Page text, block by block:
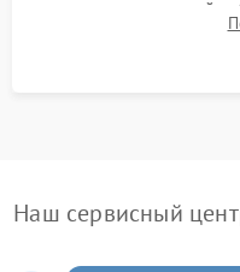
времени автономной
корректности
Наш сервисный